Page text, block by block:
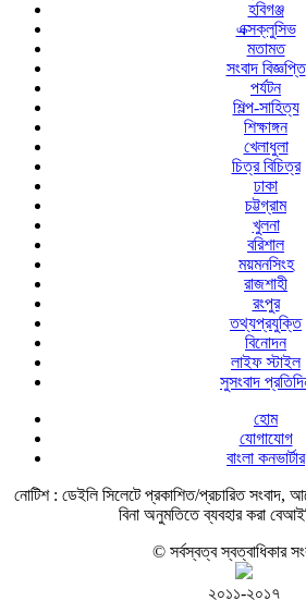
হবিগঞ্জ
এক্সক্লুসিভ
মতামত
সংবাদ বিজ্ঞপ্তি
পর্যটন
শিল্প-সাহিত্য
শিক্ষাঙ্গন
খেলাধুলা
চিত্র বিচিত্র
ঢাকা
চট্টগ্রাম
খুলনা
বরিশাল
ময়মনসিংহ
রাজশাহী
রংপুর
তথ্যপ্রযুক্তি
বিনোদন
লাইফ স্টাইল
সুসংবাদ
হোম
যোগাযোগ
বাংলা কনভার্টার
নোটিশ : ডেইলি সিলেটে প্রকাশিত/প্রচারিত
বিনা অনুমতিতে ব্যবহার করা
© সর্বস্বত্ব স্বত্বাধিকার
২০১১-২০১৭